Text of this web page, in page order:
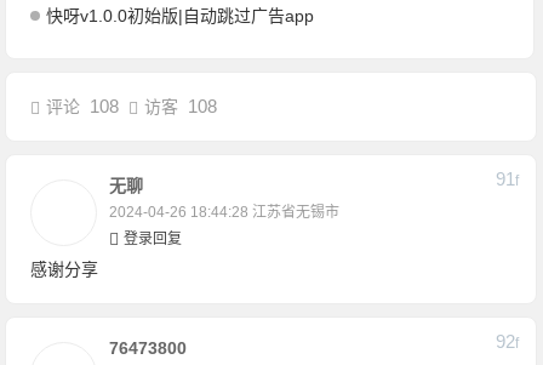
快呀v1.0.0初始版|自动跳过广告app
评论 108 访客 108
无聊
2024-04-26 18:44:28 江苏省无锡市
91F
登录回复
感谢分享
76473800 92F